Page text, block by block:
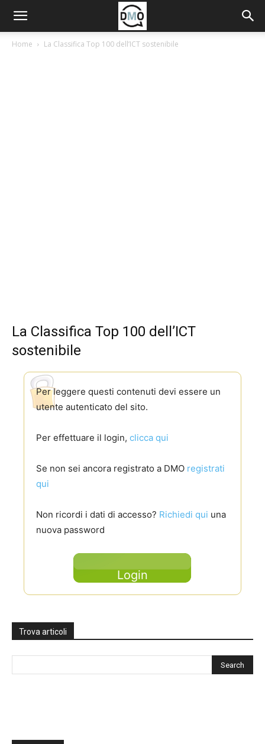
Home La Classifica Top 100 dell’ICT sostenibile
La Classifica Top 100 dell’ICT
sostenibile
Per leggere questi contenuti devi essere un
utente autenticato del sito.
Per effettuare il login, clicca qui
Se non sei ancora registrato a DMO registrati
qui
Non ricordi i dati di accesso? Richiedi qui una
nuova password
Login
Trova articoli